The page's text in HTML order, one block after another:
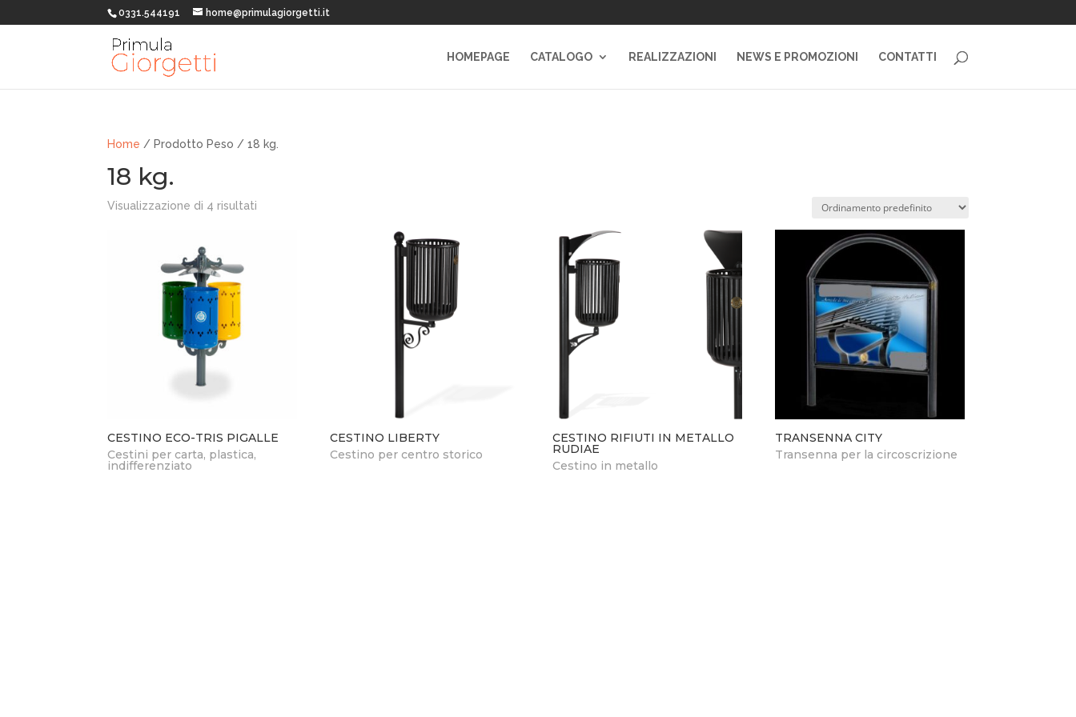
0331.544191 home@primulagiorgetti.it
HOMEPAGE CATALOGO REALIZZAZIONI NEWS E PROMOZIONI CONTATTI
Home / Prodotto Peso / 18 kg.
18 kg.
Visualizzazione di 4 risultati
CESTINO ECO-TRIS PIGALLE
Cestini per carta, plastica,
indifferenziato
CESTINO LIBERTY
Cestino per centro storico
CESTINO RIFIUTI IN METALLO
RUDIAE
Cestino in metallo
TRANSENNA CITY
Transenna per la circoscrizione